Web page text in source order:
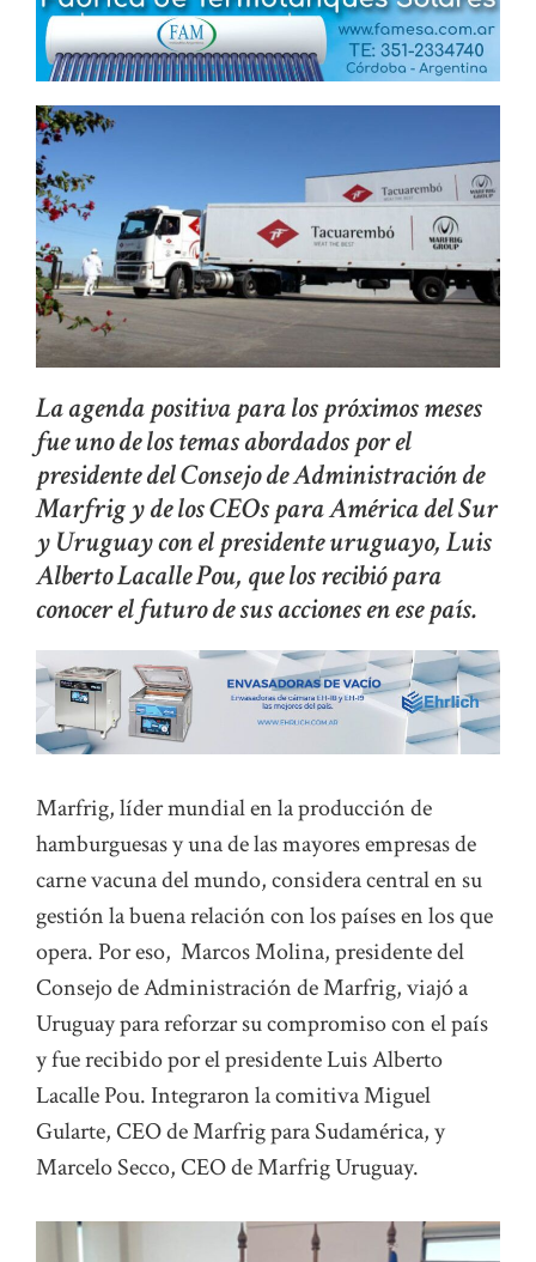
La agenda positiva para los próximos meses
fue uno de los temas abordados por el
presidente del Consejo de Administración de
Marfrig y de los CEOs para América del Sur
y Uruguay con el presidente uruguayo, Luis
Alberto Lacalle Pou, que los recibió para
conocer el futuro de sus acciones en ese país.
Marfrig, líder mundial en la producción de
hamburguesas y una de las mayores empresas de
carne vacuna del mundo, considera central en su
gestión la buena relación con los países en los que
opera. Por eso, Marcos Molina, presidente del
Consejo de Administración de Marfrig, viajó a
Uruguay para reforzar su compromiso con el país
y fue recibido por el presidente Luis Alberto
Lacalle Pou. Integraron la comitiva Miguel
Gularte, CEO de Marfrig para Sudamérica, y
Marcelo Secco, CEO de Marfrig Uruguay.